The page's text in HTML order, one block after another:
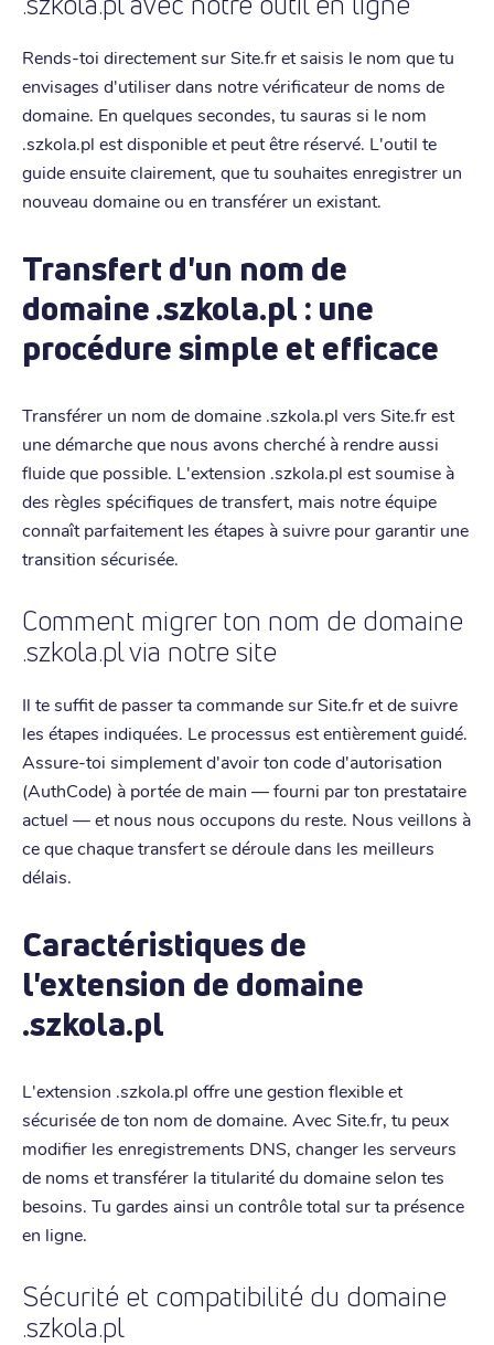
Rends-toi directement sur Site.fr et saisis le nom que tu
envisages d'utiliser dans notre vérificateur de noms de
domaine. En quelques secondes, tu sauras si le nom
.szkola.pl est disponible et peut être réservé. L'outil te
guide ensuite clairement, que tu souhaites enregistrer un
nouveau domaine ou en transférer un existant.
Transfert d'un nom de
domaine .szkola.pl : une
procédure simple et efficace
Transférer un nom de domaine .szkola.pl vers Site.fr est
une démarche que nous avons cherché à rendre aussi
fluide que possible. L'extension .szkola.pl est soumise à
des règles spécifiques de transfert, mais notre équipe
connaît parfaitement les étapes à suivre pour garantir une
transition sécurisée.
Comment migrer ton nom de domaine
.szkola.pl via notre site
Il te suffit de passer ta commande sur Site.fr et de suivre
les étapes indiquées. Le processus est entièrement guidé.
Assure-toi simplement d'avoir ton code d'autorisation
(AuthCode) à portée de main — fourni par ton prestataire
actuel — et nous nous occupons du reste. Nous veillons à
ce que chaque transfert se déroule dans les meilleurs
délais.
Caractéristiques de
l'extension de domaine
.szkola.pl
L'extension .szkola.pl offre une gestion flexible et
sécurisée de ton nom de domaine. Avec Site.fr, tu peux
modifier les enregistrements DNS, changer les serveurs
de noms et transférer la titularité du domaine selon tes
besoins. Tu gardes ainsi un contrôle total sur ta présence
en ligne.
Sécurité et compatibilité du domaine
.szkola.pl